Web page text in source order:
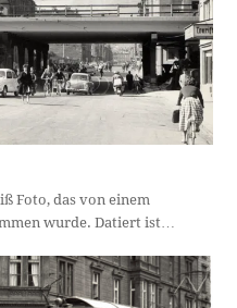
Foto, das von einem
wurde. Datiert ist…